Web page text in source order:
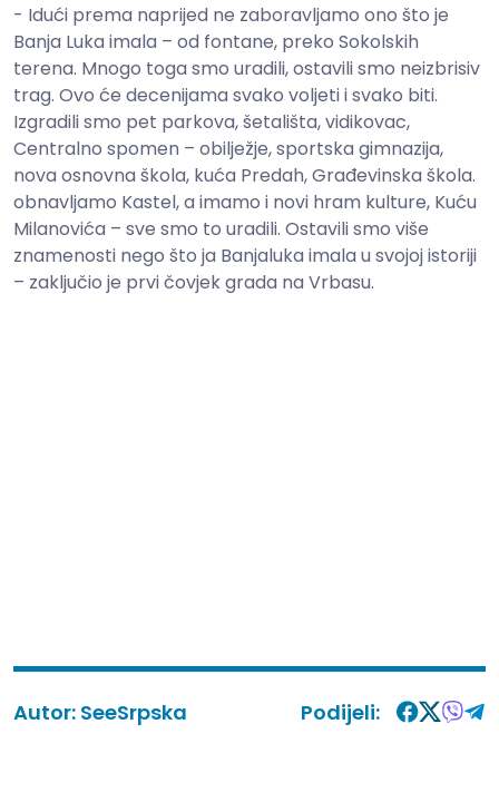
- Idući prema naprijed ne zaboravljamo ono što je
Banja Luka imala – od fontane, preko Sokolskih
terena. Mnogo toga smo uradili, ostavili smo neizbrisiv
trag. Ovo će decenijama svako voljeti i svako biti.
Izgradili smo pet parkova, šetališta, vidikovac,
Centralno spomen – obilježje, sportska gimnazija,
nova osnovna škola, kuća Predah, Građevinska škola.
obnavljamo Kastel, a imamo i novi hram kulture, Kuću
Milanovića – sve smo to uradili. Ostavili smo više
znamenosti nego što ja Banjaluka imala u svojoj istoriji
– zaključio je prvi čovjek grada na Vrbasu.
Autor: SeeSrpska Podijeli: